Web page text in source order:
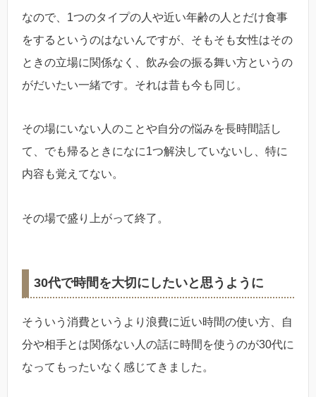
なので、1つのタイプの人や近い年齢の人とだけ食事
をするというのはないんですが、そもそも女性はその
ときの立場に関係なく、飲み会の振る舞い方というの
がだいたい一緒です。それは昔も今も同じ。
その場にいない人のことや自分の悩みを長時間話し
て、でも帰るときになに1つ解決していないし、特に
内容も覚えてない。
その場で盛り上がって終了。
30代で時間を大切にしたいと思うように
そういう消費というより浪費に近い時間の使い方、自
分や相手とは関係ない人の話に時間を使うのが30代に
なってもったいなく感じてきました。